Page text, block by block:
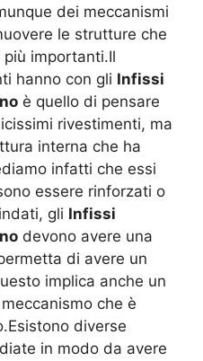
dei meccanismi
le strutture che
importanti.Il
hanno con gli Infissi
è quello di pensare
rivestimenti, ma
interna che ha
infatti che essi
essere rinforzati o
gli Infissi
devono avere una
di avere un
implica anche un
che è
diverse
in modo da avere